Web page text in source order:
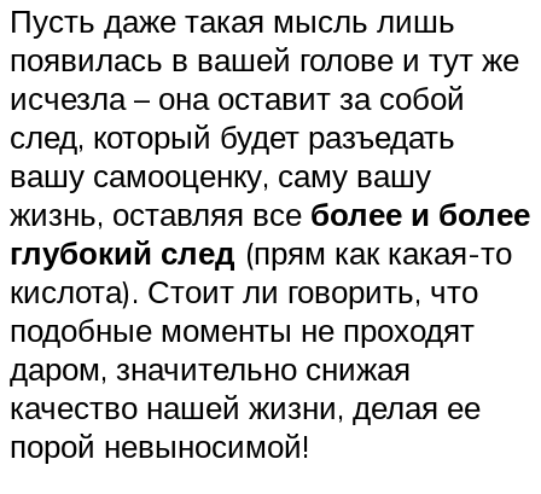
Пусть даже такая мысль лишь
появилась в вашей голове и тут же
исчезла – она оставит за собой
след, который будет разъедать
вашу самооценку, саму вашу
жизнь, оставляя все более и более
глубокий след (прям как какая-то
кислота). Стоит ли говорить, что
подобные моменты не проходят
даром, значительно снижая
качество нашей жизни, делая ее
порой невыносимой!